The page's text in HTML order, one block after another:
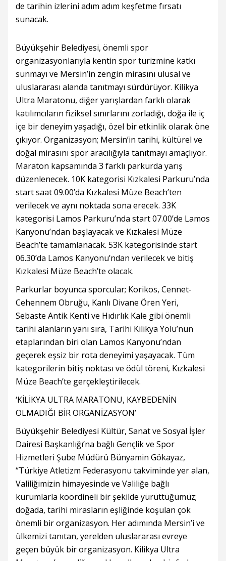
de tarihin izlerini adım adım keşfetme fırsatı
sunacak.
Büyükşehir Belediyesi, önemli spor
organizasyonlarıyla kentin spor turizmine katkı
sunmayı ve Mersin’in zengin mirasını ulusal ve
uluslararası alanda tanıtmayı sürdürüyor. Kilikya
Ultra Maratonu, diğer yarışlardan farklı olarak
katılımcıların fiziksel sınırlarını zorladığı, doğa ile iç
içe bir deneyim yaşadığı, özel bir etkinlik olarak öne
çıkıyor. Organizasyon; Mersin’in tarihi, kültürel ve
doğal mirasını spor aracılığıyla tanıtmayı amaçlıyor.
Maraton kapsamında 3 farklı parkurda yarış
düzenlenecek. 10K kategorisi Kızkalesi Parkuru’nda
start saat 09.00’da Kızkalesi Müze Beach’ten
verilecek ve aynı noktada sona erecek. 33K
kategorisi Lamos Parkuru’nda start 07.00’de Lamos
Kanyonu’ndan başlayacak ve Kızkalesi Müze
Beach’te tamamlanacak. 53K kategorisinde start
06.30’da Lamos Kanyonu’ndan verilecek ve bitiş
Kızkalesi Müze Beach’te olacak.
Parkurlar boyunca sporcular; Korikos, Cennet-
Cehennem Obruğu, Kanlı Divane Ören Yeri,
Sebaste Antik Kenti ve Hıdırlık Kale gibi önemli
tarihi alanların yanı sıra, Tarihi Kilikya Yolu’nun
etaplarından biri olan Lamos Kanyonu’ndan
geçerek eşsiz bir rota deneyimi yaşayacak. Tüm
kategorilerin bitiş noktası ve ödül töreni, Kızkalesi
Müze Beach’te gerçekleştirilecek.
‘KİLİKYA ULTRA MARATONU, KAYBEDENİN
OLMADIĞI BİR ORGANİZASYON’
Büyükşehir Belediyesi Kültür, Sanat ve Sosyal İşler
Dairesi Başkanlığı’na bağlı Gençlik ve Spor
Hizmetleri Şube Müdürü Bünyamin Gökayaz,
“Türkiye Atletizm Federasyonu takviminde yer alan,
Valiliğimizin himayesinde ve Valiliğe bağlı
kurumlarla koordineli bir şekilde yürüttüğümüz;
doğada, tarihi mirasların eşliğinde koşulan çok
önemli bir organizasyon. Her adımında Mersin’i ve
ülkemizi tanıtan, yerelden uluslararası evreye
geçen büyük bir organizasyon. Kilikya Ultra